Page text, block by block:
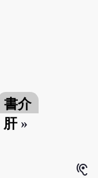
書介
肝»
hearing